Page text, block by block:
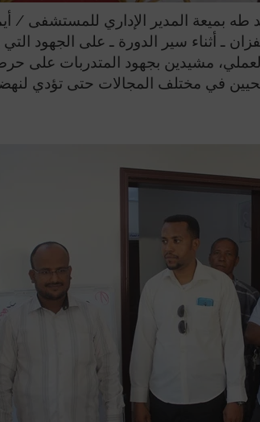
بميعة المدير الإداري للمستشفى /
ـ أثناء سير الدورة ـ على الجهود
مشيدين بجهود المتدربات على
في مختلف المجالات حتى تؤدي